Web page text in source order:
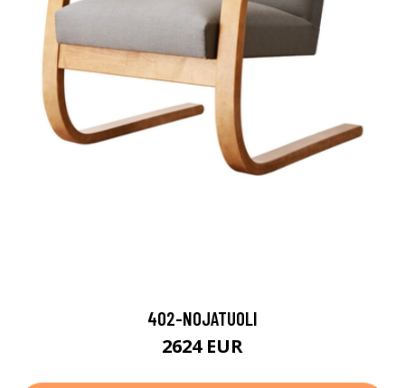
402-NOJATUOLI
2624 EUR